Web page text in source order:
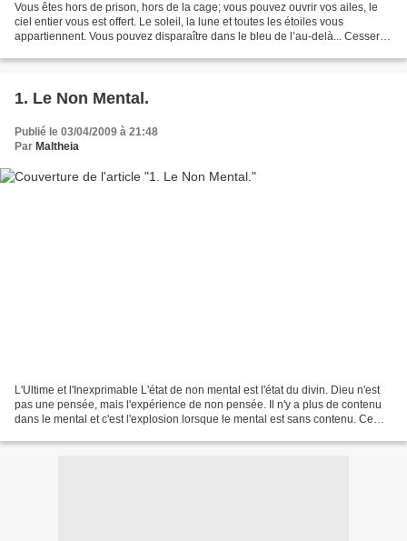
Vous êtes hors de prison, hors de la cage; vous pouvez ouvrir vos ailes, le
ciel entier vous est offert. Le soleil, la lune et toutes les étoiles vous
appartiennent. Vous pouvez disparaître dans le bleu de l’au-delà... Cesser
1. Le Non Mental.
Publié le 03/04/2009 à 21:48
Par Maltheia
L'Ultime et l'Inexprimable L'état de non mental est l'état du divin. Dieu n'est
pas une pensée, mais l'expérience de non pensée. Il n'y a plus de contenu
dans le mental et c'est l'explosion lorsque le mental est sans contenu. Ce